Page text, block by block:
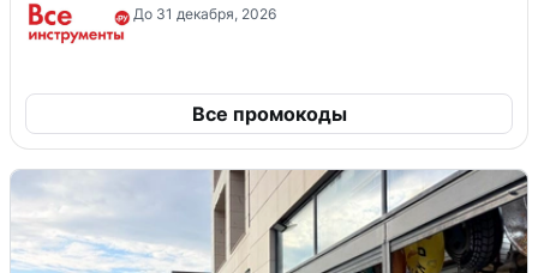
До 31 декабря, 2026
Все промокоды